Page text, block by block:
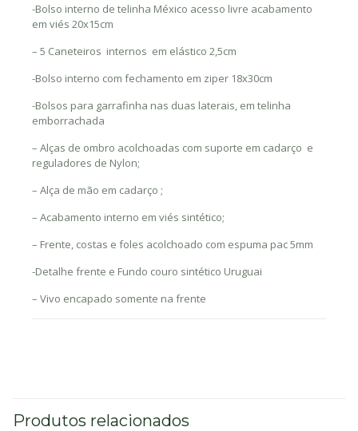
-Bolso interno de telinha México acesso livre acabamento
em viés 20x15cm
– 5 Caneteiros internos em elástico 2,5cm
-Bolso interno com fechamento em ziper 18x30cm
-Bolsos para garrafinha nas duas laterais, em telinha
emborrachada
– Alças de ombro acolchoadas com suporte em cadarço e
reguladores de Nylon;
– Alça de mão em cadarço ;
– Acabamento interno em viés sintético;
– Frente, costas e foles acolchoado com espuma pac 5mm
-Detalhe frente e Fundo couro sintético Uruguai
– Vivo encapado somente na frente
Produtos relacionados